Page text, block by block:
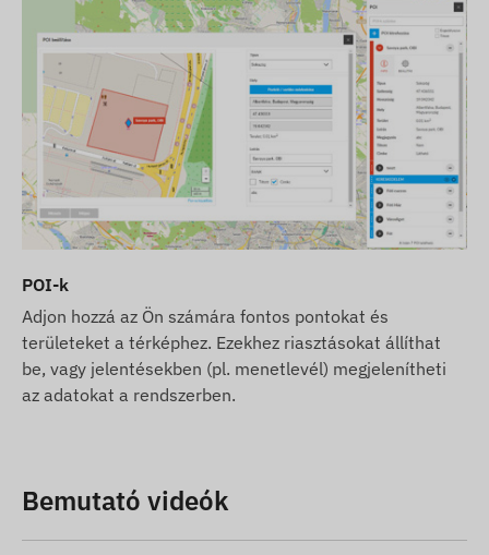
POI-k
Adjon hozzá az Ön számára fontos pontokat és
területeket a térképhez. Ezekhez riasztásokat állíthat
be, vagy jelentésekben (pl. menetlevél) megjelenítheti
az adatokat a rendszerben.
Bemutató videók